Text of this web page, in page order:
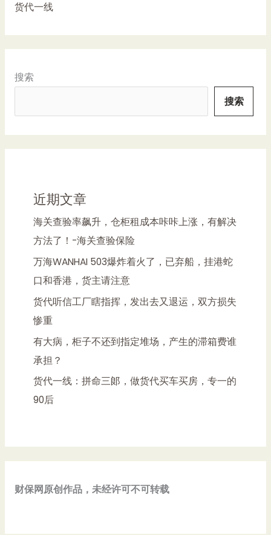
货代一线
搜索
搜索
近期文章
海关查验率飙升，仓柜租成本咔咔上涨，有解决
方法了！-海关查验保险
万海WANHAI 503爆炸着火了，已弃船，挂港蛇
口和香港，货主请注意
货代听信工厂瞎指挥，发出去又退运，双方损失
惨重
有大病，柜子不还到指定堆场，产生的滞箱费谁
承担？
货代一线：拼命三郞，做货代买车买房，专一的
90后
财保网原创作品，未经许可不可转载